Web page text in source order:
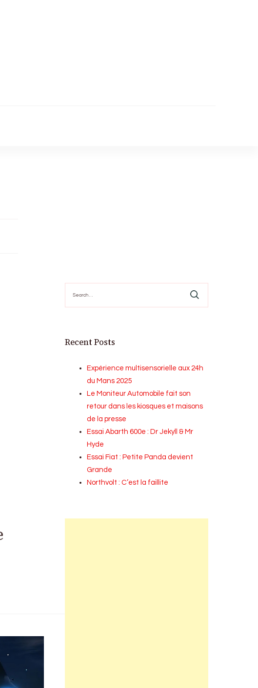
for:
Recent Posts
Expérience multisensorielle aux 24h
du Mans 2025
Le Moniteur Automobile fait son
retour dans les kiosques et maisons
de la presse
Essai Abarth 600e : Dr Jekyll & Mr
Hyde
Essai Fiat : Petite Panda devient
Grande
Northvolt : C’est la faillite